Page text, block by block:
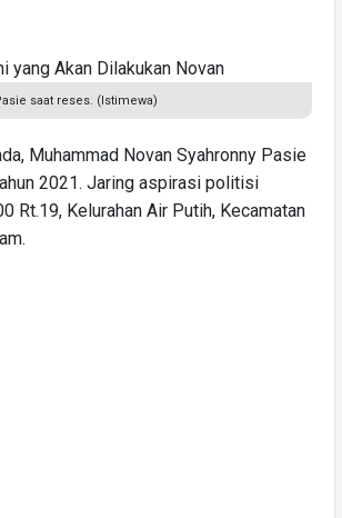
saat reses. (Istimewa)
Muhammad Novan Syahronny Pasie
2021. Jaring aspirasi politisi
Rt.19, Kelurahan Air Putih, Kecamatan